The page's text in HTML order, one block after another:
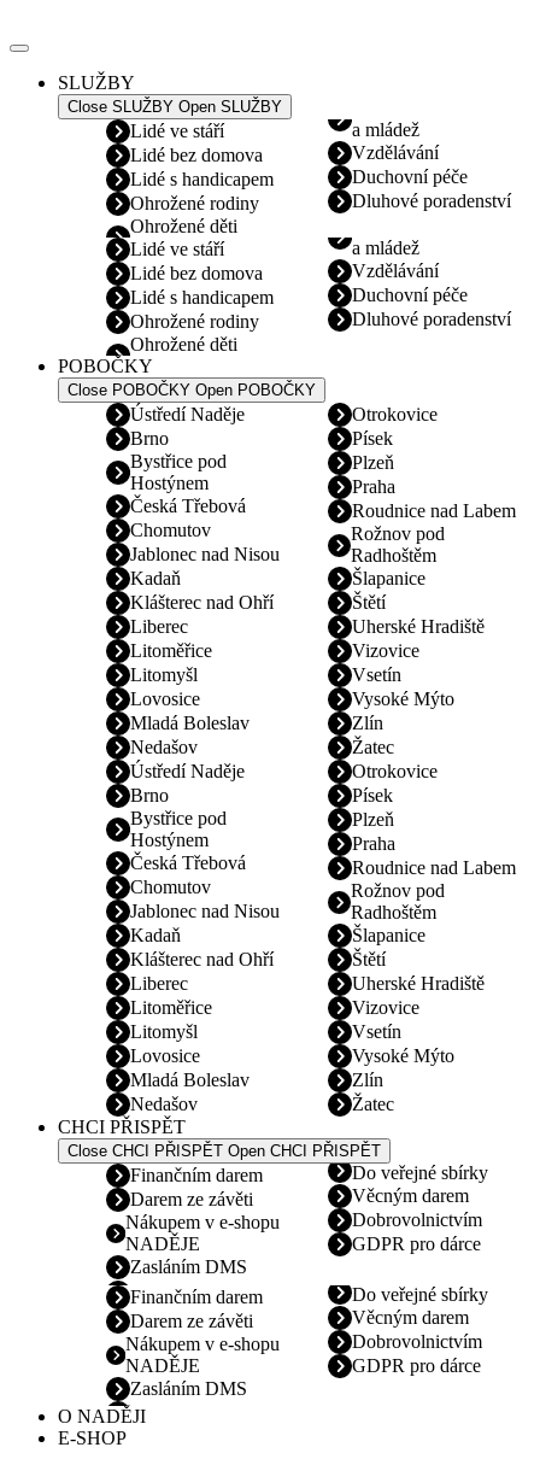
k
SLUŽBY
Close SLUŽBY Open SLUŽBY
Lidé ve stáří
Lidé bez domova
Lidé s handicapem
Ohrožené rodiny
Ohrožené děti
a mládež
Vzdělávání
Duchovní péče
Dluhové poradenství
Lidé ve stáří
Lidé bez domova
Lidé s handicapem
Ohrožené rodiny
Ohrožené děti
a mládež
Vzdělávání
Duchovní péče
Dluhové poradenství
POBOČKY
Close POBOČKY Open POBOČKY
Ústředí Naděje
Brno
Bystřice pod
Hostýnem
Česká Třebová
Chomutov
Jablonec nad Nisou
Kadaň
Klášterec nad Ohří
Liberec
Litoměřice
Litomyšl
Lovosice
Mladá Boleslav
Nedašov
Otrokovice
Písek
Plzeň
Praha
Roudnice nad Labem
Rožnov pod
Radhoštěm
Šlapanice
Štětí
Uherské Hradiště
Vizovice
Vsetín
Vysoké Mýto
Zlín
Žatec
Ústředí Naděje
Brno
Bystřice pod
Hostýnem
Česká Třebová
Chomutov
Jablonec nad Nisou
Kadaň
Klášterec nad Ohří
Liberec
Litoměřice
Litomyšl
Lovosice
Mladá Boleslav
Nedašov
Otrokovice
Písek
Plzeň
Praha
Roudnice nad Labem
Rožnov pod
Radhoštěm
Šlapanice
Štětí
Uherské Hradiště
Vizovice
Vsetín
Vysoké Mýto
Zlín
Žatec
CHCI PŘISPĚT
Close CHCI PŘISPĚT Open CHCI PŘISPĚT
Finančním darem
Darem ze závěti
Nákupem v e-shopu
NADĚJE
Zasláním DMS
Do veřejné sbírky
Věcným darem
Dobrovolnictvím
GDPR pro dárce
Finančním darem
Darem ze závěti
Nákupem v e-shopu
NADĚJE
Zasláním DMS
Do veřejné sbírky
Věcným darem
Dobrovolnictvím
GDPR pro dárce
O NADĚJI
E-SHOP